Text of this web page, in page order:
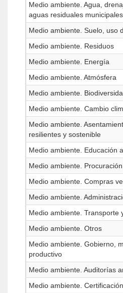
Medio ambiente. Agua,
aguas residuales municipales
Medio ambiente. Suelo, uso
Medio ambiente. Residuos
Medio ambiente. Energía
Medio ambiente. Atmósfera
Medio ambiente.
Medio ambiente. Cambio
Medio ambiente.
resilientes y sostenible
Medio ambiente. Educación
Medio ambiente.
Medio ambiente. Compras
Medio ambiente.
Medio ambiente. Transporte
Medio ambiente. Otros
Medio ambiente. Gobierno,
productivo
Medio ambiente. Auditorías
Medio ambiente.